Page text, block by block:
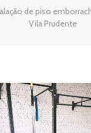
de piso
Vila Prudente